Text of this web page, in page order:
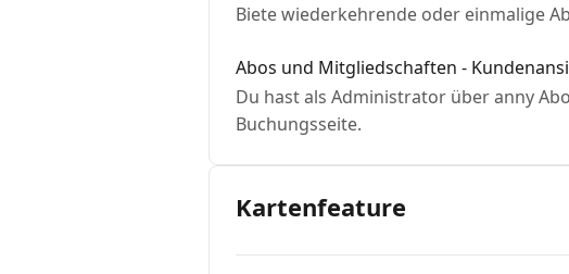
Biete wiederkehrende oder einmalige
Abos und Mitgliedschaften -
Du hast als Administrator über anny
Buchungsseite.
Kartenfeature